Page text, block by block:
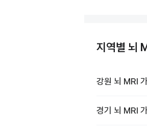
지역별 뇌
강원 뇌 MRI
경기 뇌 MRI